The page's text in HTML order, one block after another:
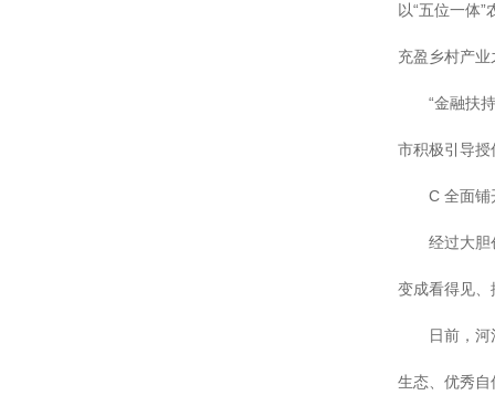
以“五位一体
充盈乡村产业
“金融扶持
市积极引导授
C 全面铺
经过大胆创
变成看得见、
日前，河池
生态、优秀